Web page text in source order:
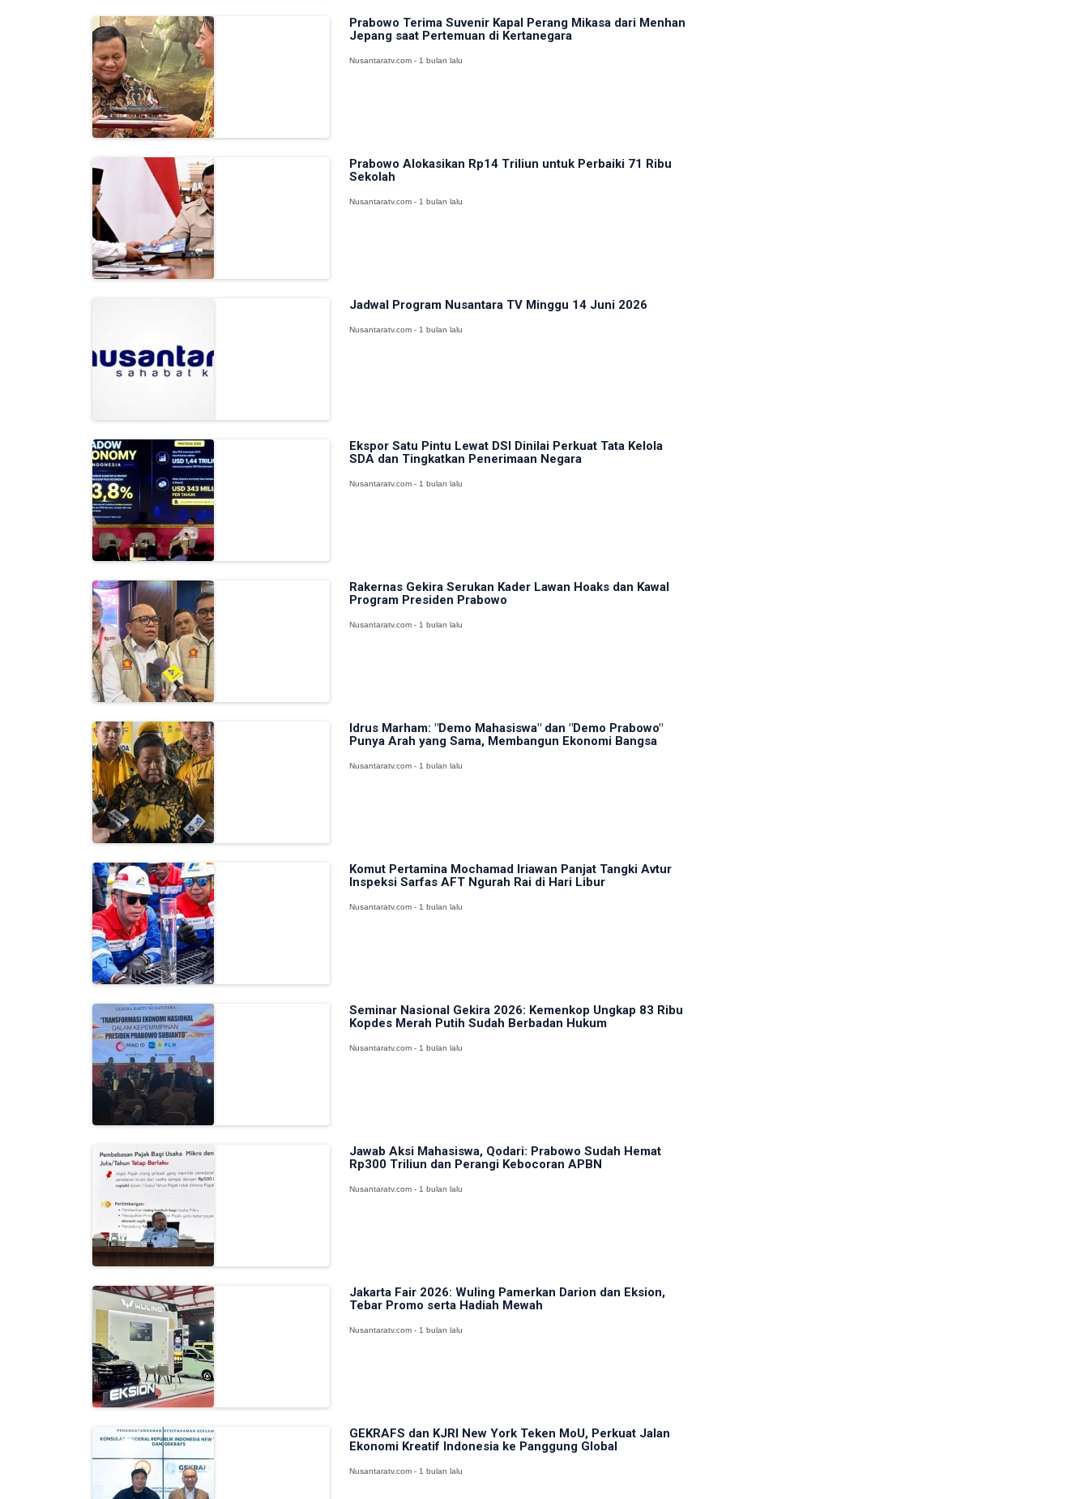
Prabowo Terima Suvenir Kapal Perang Mikasa dari Menhan
Jepang saat Pertemuan di Kertanegara
Nusantaratv.com - 1 bulan lalu
Prabowo Alokasikan Rp14 Triliun untuk Perbaiki 71 Ribu
Sekolah
Nusantaratv.com - 1 bulan lalu
Jadwal Program Nusantara TV Minggu 14 Juni 2026
Nusantaratv.com - 1 bulan lalu
Ekspor Satu Pintu Lewat DSI Dinilai Perkuat Tata Kelola
SDA dan Tingkatkan Penerimaan Negara
Nusantaratv.com - 1 bulan lalu
Rakernas Gekira Serukan Kader Lawan Hoaks dan Kawal
Program Presiden Prabowo
Nusantaratv.com - 1 bulan lalu
Idrus Marham: "Demo Mahasiswa" dan "Demo Prabowo"
Punya Arah yang Sama, Membangun Ekonomi Bangsa
Nusantaratv.com - 1 bulan lalu
Komut Pertamina Mochamad Iriawan Panjat Tangki Avtur
Inspeksi Sarfas AFT Ngurah Rai di Hari Libur
Nusantaratv.com - 1 bulan lalu
Seminar Nasional Gekira 2026: Kemenkop Ungkap 83 Ribu
Kopdes Merah Putih Sudah Berbadan Hukum
Nusantaratv.com - 1 bulan lalu
Jawab Aksi Mahasiswa, Qodari: Prabowo Sudah Hemat
Rp300 Triliun dan Perangi Kebocoran APBN
Nusantaratv.com - 1 bulan lalu
Jakarta Fair 2026: Wuling Pamerkan Darion dan Eksion,
Tebar Promo serta Hadiah Mewah
Nusantaratv.com - 1 bulan lalu
GEKRAFS dan KJRI New York Teken MoU, Perkuat Jalan
Ekonomi Kreatif Indonesia ke Panggung Global
Nusantaratv.com - 1 bulan lalu